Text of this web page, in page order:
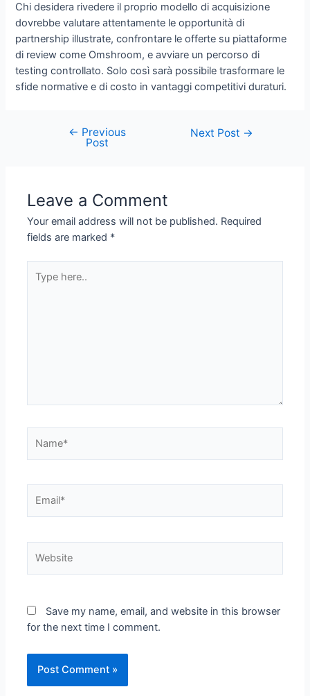
Chi desidera rivedere il proprio modello di acquisizione
dovrebbe valutare attentamente le opportunità di
partnership illustrate, confrontare le offerte su piattaforme
di review come Omshroom, e avviare un percorso di
testing controllato. Solo così sarà possibile trasformare le
sfide normative e di costo in vantaggi competitivi duraturi.
navigation
← Previous
Post
Next Post →
Leave a Comment
Your email address will not be published. Required
fields are marked *
here..
Save my name, email, and website in this browser
for the next time I comment.